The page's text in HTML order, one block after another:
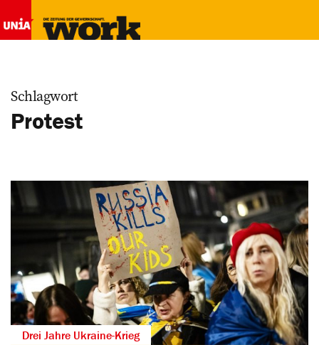
Schlagwort
Protest
Drei Jahre Ukraine-Krieg